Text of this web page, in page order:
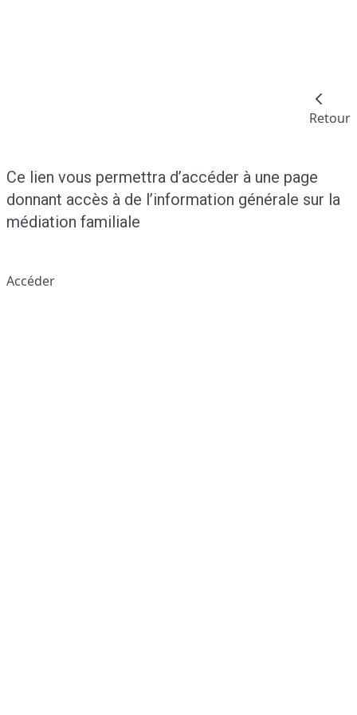
Retour
Ce lien vous permettra d’accéder à une page
donnant accès à de l’information générale sur la
médiation familiale
Accéder